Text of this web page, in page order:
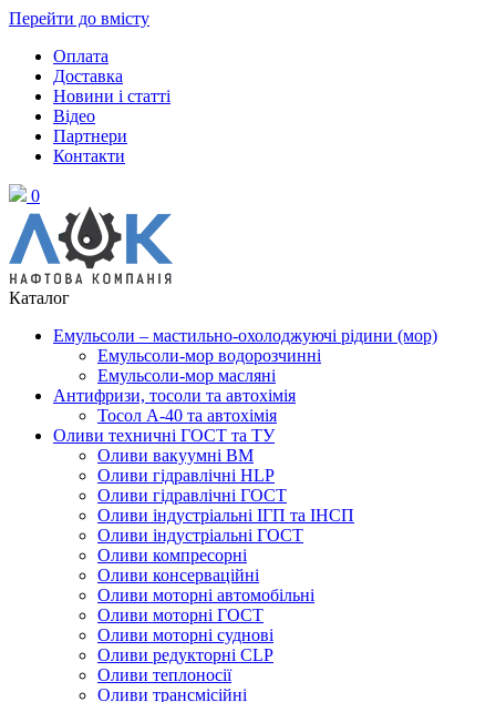
Перейти до вмісту
Оплата
Доставка
Новини і статті
Відео
Партнери
Контакти
0
Каталог
Емульсоли – мастильно-охолоджуючі рідини (мор)
Емульсоли-мор водорозчинні
Емульсоли-мор масляні
Антифризи, тосоли та автохімія
Тосол А-40 та автохімія
Оливи техничні ГОСТ та ТУ
Оливи вакуумні ВМ
Оливи гідравлічні HLP
Оливи гідравлічні ГОСТ
Оливи індустріальні ІГП та ІНСП
Оливи індустріальні ГОСТ
Оливи компресорні
Оливи консерваційні
Оливи моторні автомобільні
Оливи моторні ГОСТ
Оливи моторні суднові
Оливи редукторні CLP
Оливи теплоносії
Оливи трансмісійні